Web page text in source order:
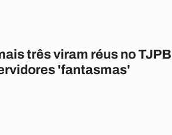
três viram réus no TJPB
'fantasmas'